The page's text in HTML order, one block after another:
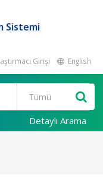
Sistemi
Girişi English
Detaylı Arama